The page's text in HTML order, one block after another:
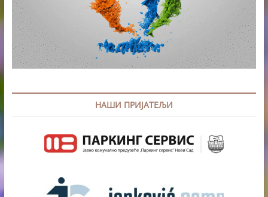
НАШИ ПРИЈАТЕЉИ